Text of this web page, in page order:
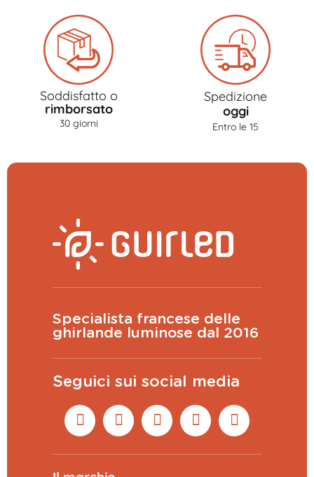
Soddisfatto o
rimborsato
30 giorni
Spedizione
oggi
Entro le 15
Specialista francese delle
ghirlande luminose dal 2016
Seguici sui social media